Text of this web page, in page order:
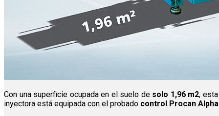
Con una superficie ocupada en el suelo desolo 1,96 m2,
inyectora está equipada con el probado control Procan